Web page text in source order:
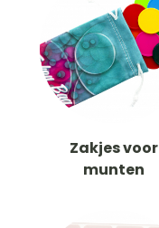
Zakjes voor
munten